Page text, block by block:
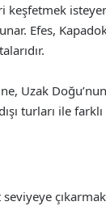
Efes,
Uzak
turları ile